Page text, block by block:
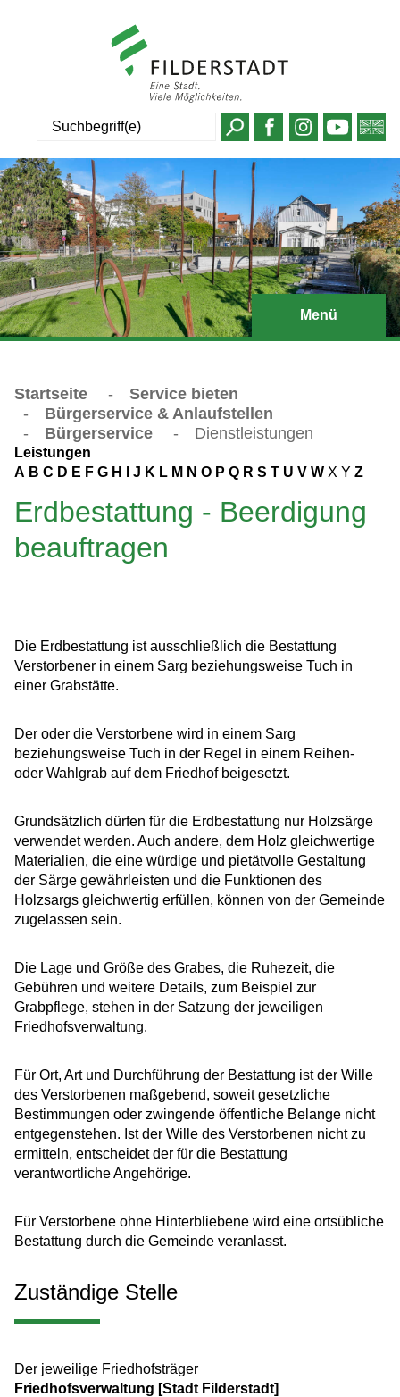
Menü
Startseite -
Service bieten
-
Bürgerservice & Anlaufstellen
-
Bürgerservice - Dienstleistungen
Leistungen
A B C D E F G H J K L M N O P Q R S T U V W X Y Z
Erdbestattung - Beerdigung
beauftragen
Die Erdbestattung ist ausschließlich die Bestattung
Verstorbener in einem Sarg beziehungsweise Tuch in
einer Grabstätte.
Der oder die Verstorbene wird in einem Sarg
beziehungsweise Tuch in der Regel in einem Reihen-
oder Wahlgrab auf dem Friedhof beigesetzt.
Grundsätzlich dürfen für die Erdbestattung nur Holzsärge
verwendet werden. Auch andere, dem Holz gleichwertige
Materialien, die eine würdige und pietätvolle Gestaltung
der Särge gewährleisten und die Funktionen des
Holzsargs gleichwertig erfüllen, können von der Gemeinde
zugelassen sein.
Die Lage und Größe des Grabes, die Ruhezeit, die
Gebühren und weitere Details, zum Beispiel zur
Grabpflege, stehen in der Satzung der jeweiligen
Friedhofsverwaltung.
Für Ort, Art und Durchführung der Bestattung ist der Wille
des Verstorbenen maßgebend, soweit gesetzliche
Bestimmungen oder zwingende öffentliche Belange nicht
entgegenstehen. Ist der Wille des Verstorbenen nicht zu
ermitteln, entscheidet der für die Bestattung
verantwortliche Angehörige.
Für Verstorbene ohne Hinterbliebene wird eine ortsübliche
Bestattung durch die Gemeinde veranlasst.
Zuständige Stelle
Der jeweilige Friedhofsträger
Friedhofsverwaltung [Stadt Filderstadt]